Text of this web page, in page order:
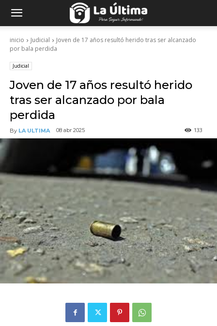
inicio Judicial
Joven de 17 años resultó herido tras ser alcanzado
por bala perdida
Judicial
Joven de 17 años resultó herido
tras ser alcanzado por bala
perdida
By LA ULTIMA 08 abr 2025 133